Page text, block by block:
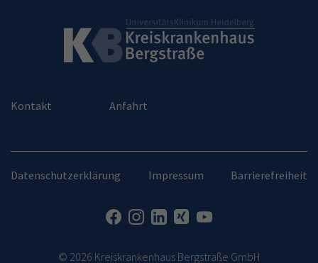
Kontakt Anfahrt
Datenschutzerklärung Impressum Barrierefreiheit
© 2026 Kreiskrankenhaus Bergstraße GmbH